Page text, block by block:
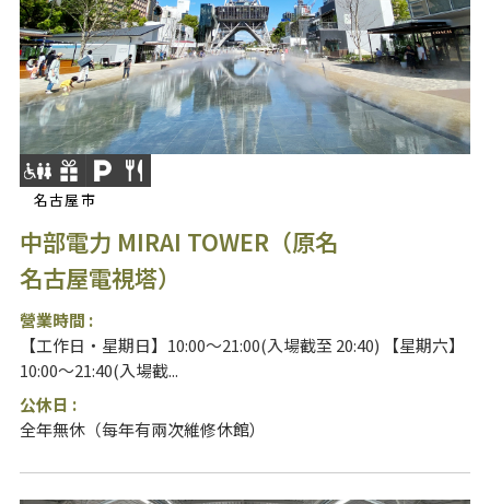
名古屋市
中部電力 MIRAI TOWER（原名
名古屋電視塔）
營業時間 :
【工作日・星期日】10:00～21:00(入場截至 20:40) 【星期六】
10:00～21:40(入場截...
公休日 :
全年無休（每年有兩次維修休館）